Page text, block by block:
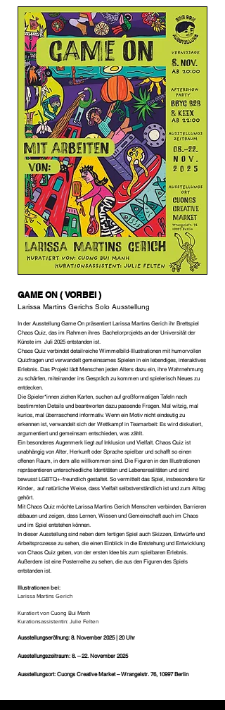
GAME ON ( VORBEI )
Larissa Martins Gerichs Solo Ausstellung
In der Ausstellung Game On präsentiert Larissa Martins Gerich ihr Brettspiel
Chaos Quiz, das im Rahmen ihres Bachelorprojekts an der Universität der
Künste im Juli 2025 entstanden ist.
Chaos Quiz verbindet detailreiche Wimmelbild-Illustrationen mit humorvollen
Quizfragen und verwandelt gemeinsames Spielen in ein lebendiges, interaktives
Erlebnis. Das Projekt lädt Menschen jeden Alters dazu ein, ihre Wahrnehmung
zu schärfen, miteinander ins Gespräch zu kommen und spielerisch Neues zu
entdecken.
Die Spieler*innen ziehen Karten, suchen auf großformatigen Tafeln nach
bestimmten Details und beantworten dazu passende Fragen. Mal witzig, mal
kurios, mal überraschend informativ. Wenn ein Motiv nicht eindeutig zu
erkennen ist, verwandelt sich der Wettkampf in Teamarbeit: Es wird diskutiert,
argumentiert und gemeinsam entschieden, was zählt.
Ein besonderes Augenmerk liegt auf Inklusion und Vielfalt. Chaos Quiz ist
unabhängig von Alter, Herkunft oder Sprache spielbar und schafft so einen
offenen Raum, in dem alle willkommen sind. Die Figuren in den Illustrationen
repräsentieren unterschiedliche Identitäten und Lebensrealitäten und sind
bewusst LGBTQ+-freundlich gestaltet. So vermittelt das Spiel, insbesondere für
Kinder, auf natürliche Weise, dass Vielfalt selbstverständlich ist und zum Alltag
gehört.
Mit Chaos Quiz möchte Larissa Martins Gerich Menschen verbinden, Barrieren
abbauen und zeigen, dass Lernen, Wissen und Gemeinschaft auch im Chaos
und im Spiel entstehen können.
In dieser Ausstellung sind neben dem fertigen Spiel auch Skizzen, Entwürfe und
Arbeitsprozesse zu sehen, die einen Einblick in die Entstehung und Entwicklung
von Chaos Quiz geben, von der ersten Idee bis zum spielbaren Erlebnis.
Außerdem ist eine Posterreihe zu sehen, die aus den Figuren des Spiels
entstanden ist.
Illustrationen bei:
Larissa Martins Gerich
Kuratiert von Cuong Bui Manh
Kurationsassistentin: Julie Felten
Ausstellungseröfnung: 8. November 2025 | 20 Uhr
Ausstellungszeitraum: 8. – 22. November 2025
Ausstellungsort: Cuongs Creative Market – Wrangelstr. 76, 10997 Berlin